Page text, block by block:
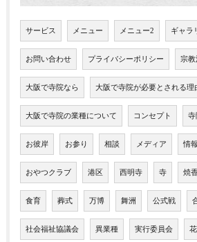
サービス メニュー メニュー2 ギャラ
お問い合わせ プライバシーポリシー 宗教
大阪で寺院なら 大阪で寺院が必要とされる理
大阪で寺院の業種について コンセプト 寺
お彼岸 お参り 相談 メディア 情報
おやつクラブ 港区 西明寺 寺 焼
食育 葬式 万博 舞洲 公式戦
社会福祉協議会 異業種 実行委員会